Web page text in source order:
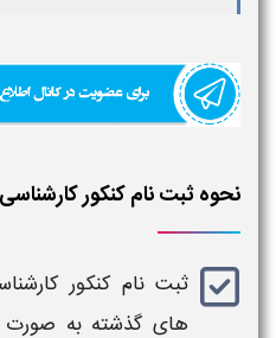
نحوه ثبت نام کنکور کارشناسی
ثبت نام کنکور کارشناسی
های گذشته به‌ صورت